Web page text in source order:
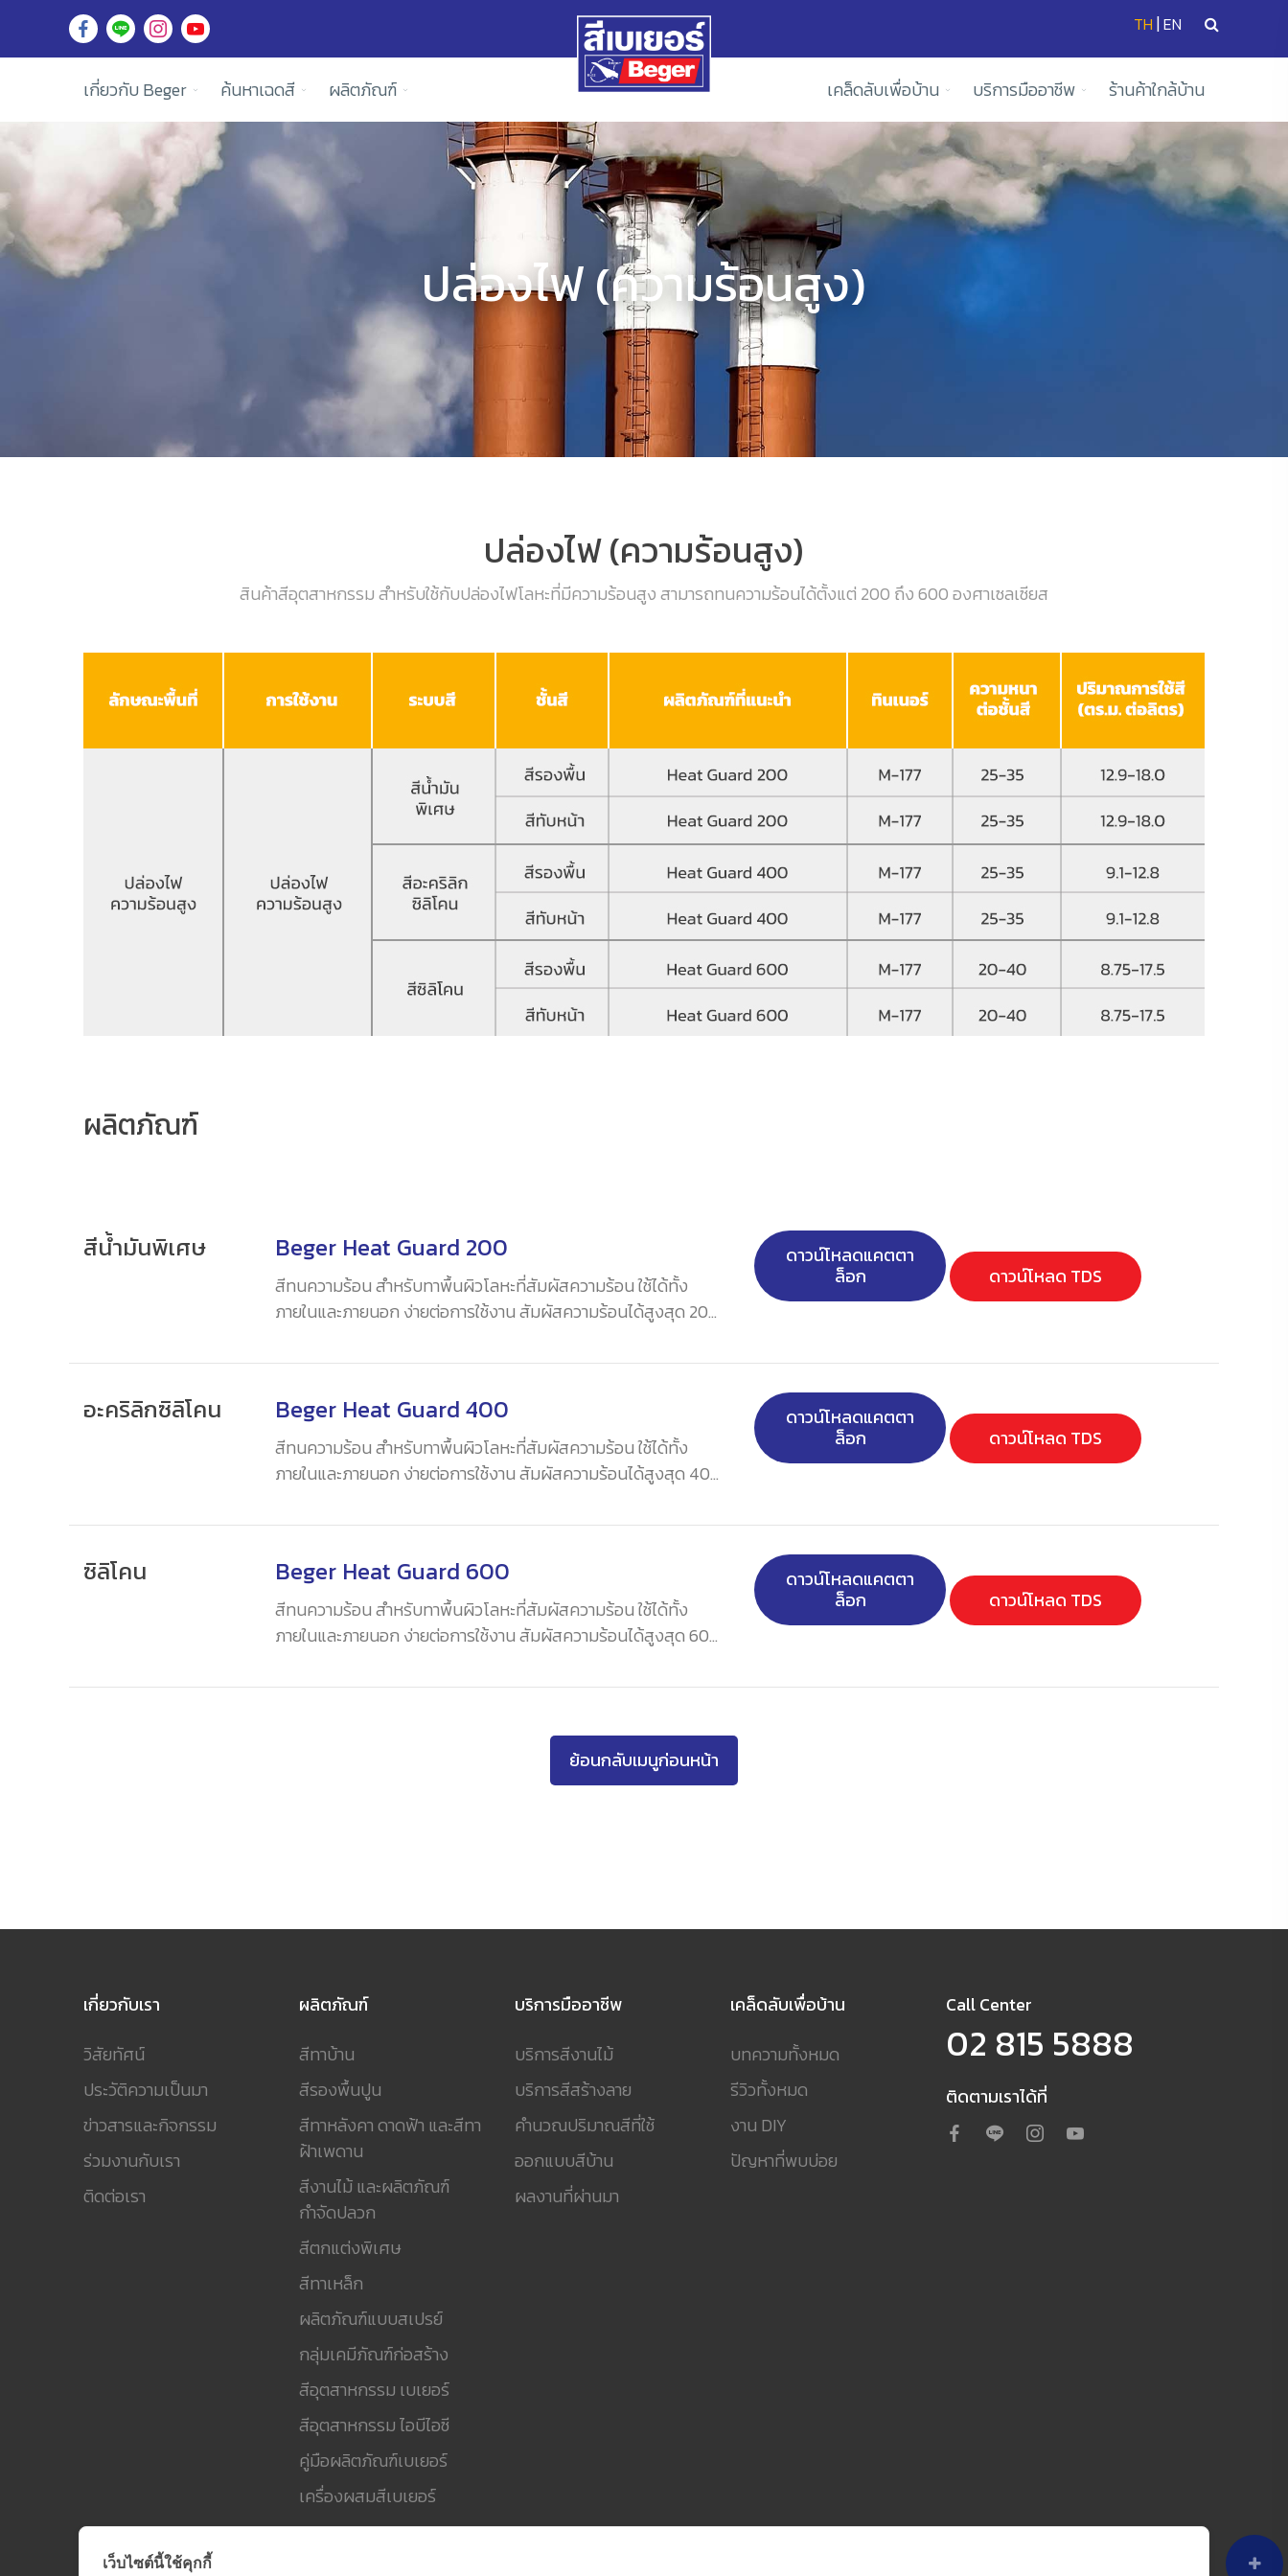
TH |EN
เกี่ยวกับ Beger ค้นหาเฉดสี ผลิตภัณฑ์ เคล็ดลับเพื่อบ้าน บริการมืออาชีพ ร้านค้าใกล้บ้าน
ปล่องไฟ (ความร้อนสูง)
ปล่องไฟ (ความร้อนสูง)
สินค้าสีอุตสาหกรรม สำหรับใช้กับปล่องไฟโลหะที่มีความร้อนสูง สามารถทนความร้อนได้ตั้งแต่ 200 ถึง 600 องศาเซลเซียส
ผลิตภัณฑ์
สีน้ำมันพิเศษ Beger Heat Guard 200
สีทนความร้อน สำหรับทาพื้นผิวโลหะที่สัมผัสความร้อน ใช้ได้ทั้ง
ภายในและภายนอก ง่ายต่อการใช้งาน สัมผัสความร้อนได้สูงสุด 200
ดาวน์โหลดแคตตา
ล็อก
ดาวน์โหลด TDS
อะคริลิกซิลิโคน Beger Heat Guard 400
สีทนความร้อน สำหรับทาพื้นผิวโลหะที่สัมผัสความร้อน ใช้ได้ทั้ง
ภายในและภายนอก ง่ายต่อการใช้งาน สัมผัสความร้อนได้สูงสุด 400
ดาวน์โหลดแคตตา
ล็อก
ดาวน์โหลด TDS
ซิลิโคน Beger Heat Guard 600
สีทนความร้อน สำหรับทาพื้นผิวโลหะที่สัมผัสความร้อน ใช้ได้ทั้ง
ภายในและภายนอก ง่ายต่อการใช้งาน สัมผัสความร้อนได้สูงสุด 600
ดาวน์โหลดแคตตา
ล็อก
ดาวน์โหลด TDS
ย้อนกลับเมนูก่อนหน้า
เกี่ยวกับเรา
วิสัยทัศน์
ประวัติความเป็นมา
ข่าวสารและกิจกรรม
ร่วมงานกับเรา
ติดต่อเรา
ผลิตภัณฑ์
สีทาบ้าน
สีรองพื้นปูน
สีทาหลังคา ดาดฟ้า และสีทา
ฝ้าเพดาน
สีงานไม้ และผลิตภัณฑ์
กำจัดปลวก
สีตกแต่งพิเศษ
สีทาเหล็ก
ผลิตภัณฑ์แบบสเปรย์
กลุ่มเคมีภัณฑ์ก่อสร้าง
สีอุตสาหกรรม เบเยอร์
สีอุตสาหกรรม ไอบีไอซี
คู่มือผลิตภัณฑ์เบเยอร์
เครื่องผสมสีเบเยอร์
บริการมืออาชีพ
บริการสีงานไม้
บริการสีสร้างลาย
คำนวณปริมาณสีที่ใช้
ออกแบบสีบ้าน
ผลงานที่ผ่านมา
เคล็ดลับเพื่อบ้าน
บทความทั้งหมด
รีวิวทั้งหมด
งาน DIY
ปัญหาที่พบบ่อย
Call Center
02 815 5888
ติดตามเราได้ที่
เว็บไซต์นี้ใช้คุกกี้